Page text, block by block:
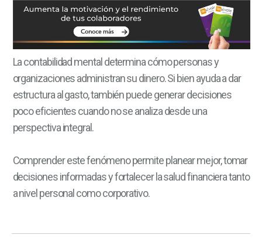
La contabilidad mental determina cómo personas y
organizaciones administran su dinero. Si bien ayuda a dar
estructura al gasto, también puede generar decisiones
poco eficientes cuando no se analiza desde una
perspectiva integral.
Comprender este fenómeno permite planear mejor, tomar
decisiones informadas y fortalecer la salud financiera tanto
a nivel personal como corporativo.